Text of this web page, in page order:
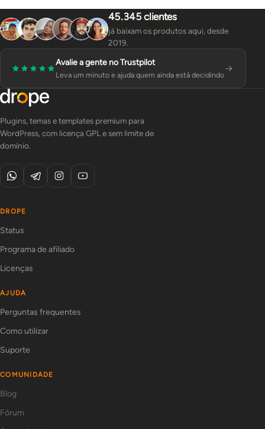
45.345 clientes
já baixam os produtos aqui, desde
2019.
Avalie a gente no Trustpilot
Leva um minuto e ajuda quem ainda está decidindo
Plugins, temas e templates premium para
WordPress, com licença GPL e sem limite de
domínio.
DROPE
Status
Programa de afiliado
Licenças
AJUDA
Perguntas frequentes
Como utilizar
Suporte
COMUNIDADE
Blog
Fórum